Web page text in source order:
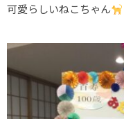
可愛らしいねこちゃん